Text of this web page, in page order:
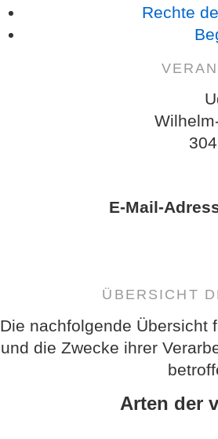
Rechte
E-Mail-
ÜBERSICHT
Die nachfolgende Übersicht
und die Zwecke ihrer
Arten der